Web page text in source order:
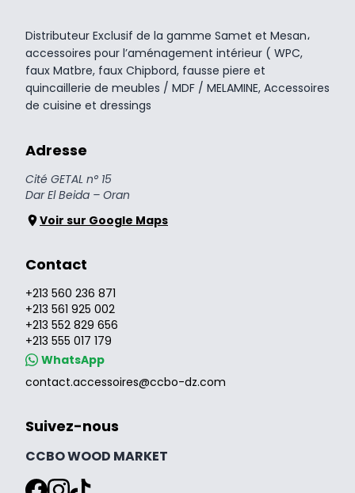
Distributeur Exclusif de la gamme Samet et Mesan،
accessoires pour l’aménagement intérieur ( WPC,
faux Matbre, faux Chipbord, fausse piere et
quincaillerie de meubles / MDF / MELAMINE, Accessoires
de cuisine et dressings
Adresse
Cité GETAL n° 15
Dar El Beida – Oran
Voir sur Google Maps
Contact
+213 560 236 871
+213 561 925 002
+213 552 829 656
+213 555 017 179
WhatsApp
contact.accessoires@ccbo-dz.com
Suivez-nous
CCBO WOOD MARKET